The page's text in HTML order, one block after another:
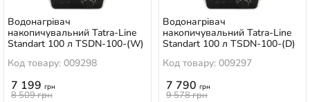
Водонагрівач
накопичувальний Tatra-Line
Standart 100 л TSDN-100-(W)
Код товару: 009298
7 199 грн
8 509грн
Водонагрівач
накопичувальний Tatra-Line
Standart 100 л TSDN-100-(D)
Код товару: 009297
7 790 грн
9 578грн